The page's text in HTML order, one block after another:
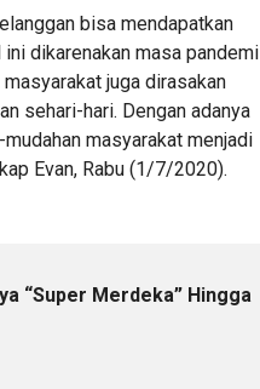
bisa mendapatkan
dikarenakan masa pandemi
juga dirasakan
sehari-hari. Dengan adanya
masyarakat menjadi
Evan, Rabu (1/7/2020).
“Super Merdeka” Hingga